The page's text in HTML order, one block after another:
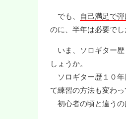
でも、 自己満足で
のに、半年は必要でし
いま、ソロギター歴
しょうか。
ソロギター歴１０年
て練習の方法も変わ
初心者の頃と違うの